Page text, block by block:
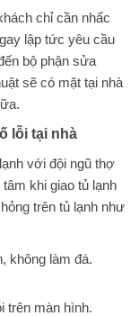
chỉ cần nhấc
lập tức yêu cầu
bộ phận sửa
sẽ có mặt tại nhà
lỗi tại nhà
với đội ngũ thợ
khi giao tủ lạnh
trên tủ lạnh như
không làm đá.
trên màn hình.